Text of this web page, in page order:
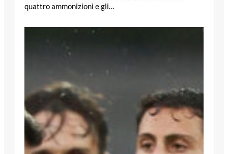
quattro ammonizioni e gli…